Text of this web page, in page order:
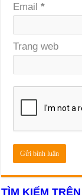
Email*
Trang web
TÌM KIẾM